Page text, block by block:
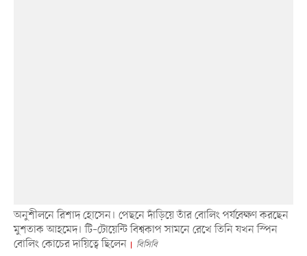
অনুশীলনে রিশাদ হোসেন। পেছনে দাঁড়িয়ে তাঁর বোলিং পর্যবেক্ষণ করছেন
মুশতাক আহমেদ। টি–টোয়েন্টি বিশ্বকাপ সামনে রেখে তিনি যখন স্পিন
বোলিং কোচের দায়িত্বে ছিলেন
বিসিবি